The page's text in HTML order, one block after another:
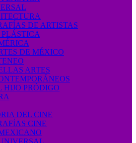
DE ARTISTAS
DE MÉXICO
ARTES
HIJO PRÓDIGO
DEL CINE
CINE